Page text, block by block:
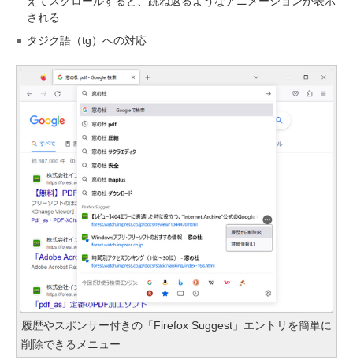
される
タジク語（tg）への対応
履歴やスポンサー付きの「Firefox Suggest」エントリを簡単に
削除できるメニュー